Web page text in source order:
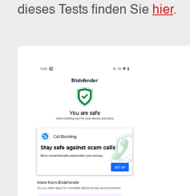
dieses Tests finden Sie hier.